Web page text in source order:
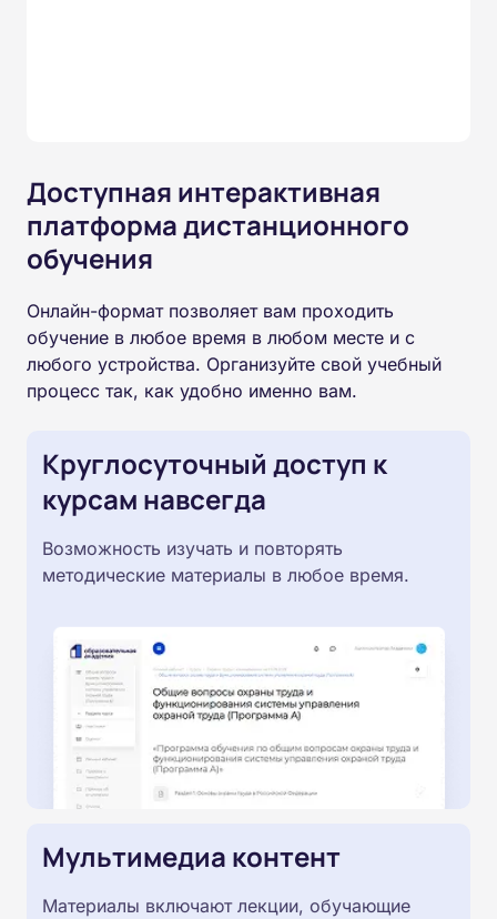
Доступная интерактивная
платформа дистанционного
обучения
Онлайн-формат позволяет вам проходить
обучение в любое время в любом месте и с
любого устройства. Организуйте свой учебный
процесс так, как удобно именно вам.
Круглосуточный доступ к
курсам навсегда
Возможность изучать и повторять
методические материалы в любое время.
Мультимедиа контент
Материалы включают лекции, обучающие